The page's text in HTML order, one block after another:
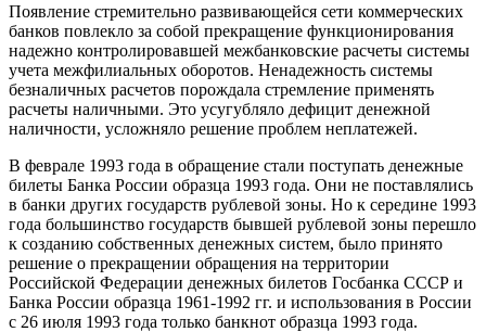
Появление стремительно развивающейся сети коммерческих
банков повлекло за собой прекращение функционирования
надежно контролировавшей межбанковские расчеты системы
учета межфилиальных оборотов. Ненадежность системы
безналичных расчетов порождала стремление применять
расчеты наличными. Это усугубляло дефицит денежной
наличности, усложняло решение проблем неплатежей.
В феврале 1993 года в обращение стали поступать денежные
билеты Банка России образца 1993 года. Они не поставлялись
в банки других государств рублевой зоны. Но к середине 1993
года большинство государств бывшей рублевой зоны перешло
к созданию собственных денежных систем, было принято
решение о прекращении обращения на территории
Российской Федерации денежных билетов Госбанка СССР и
Банка России образца 1961-1992 гг. и использования в России
с 26 июля 1993 года только банкнот образца 1993 года.